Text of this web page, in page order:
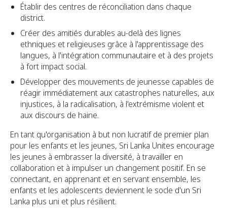
Établir des centres de réconciliation dans chaque
district.
Créer des amitiés durables au-delà des lignes
ethniques et religieuses grâce à l'apprentissage des
langues, à l'intégration communautaire et à des projets
à fort impact social.
Développer des mouvements de jeunesse capables de
réagir immédiatement aux catastrophes naturelles, aux
injustices, à la radicalisation, à l'extrémisme violent et
aux discours de haine.
En tant qu'organisation à but non lucratif de premier plan
pour les enfants et les jeunes, Sri Lanka Unites encourage
les jeunes à embrasser la diversité, à travailler en
collaboration et à impulser un changement positif. En se
connectant, en apprenant et en servant ensemble, les
enfants et les adolescents deviennent le socle d'un Sri
Lanka plus uni et plus résilient.